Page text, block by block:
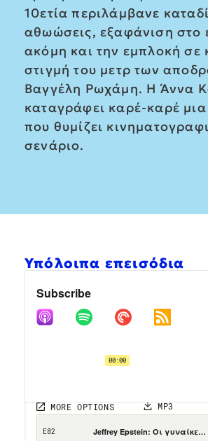
10ετία περιλάμβανε
αθωώσεις, εξαφάνιση στο
ακόμη και την εμπλοκή σε
στιγμή του μετρ των
Βαγγέλη Ρωχάμη. Η Άννα
καταγράφει καρέ-καρέ
που θυμίζει
σενάριο.
Υπόλοιπα επεισόδια